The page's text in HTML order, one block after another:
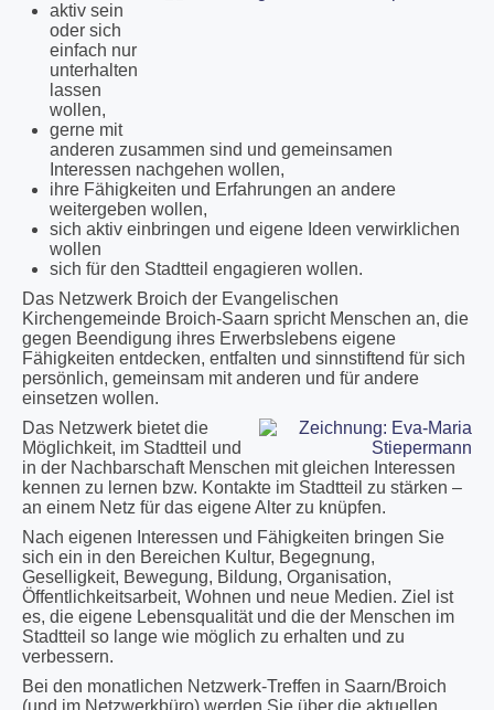
aktiv sein
oder sich
einfach nur
unterhalten
lassen
wollen,
gerne mit
anderen zusammen sind und gemeinsamen
Interessen nachgehen wollen,
ihre Fähigkeiten und Erfahrungen an andere
weitergeben wollen,
sich aktiv einbringen und eigene Ideen verwirklichen
wollen
sich für den Stadtteil engagieren wollen.
Das Netzwerk Broich der Evangelischen
Kirchengemeinde Broich-Saarn spricht Menschen an, die
gegen Beendigung ihres Erwerbslebens eigene
Fähigkeiten entdecken, entfalten und sinnstiftend für sich
persönlich, gemeinsam mit anderen und für andere
einsetzen wollen.
Das Netzwerk bietet die
Möglichkeit, im Stadtteil und
in der Nachbarschaft Menschen mit gleichen Interessen
kennen zu lernen bzw. Kontakte im Stadtteil zu stärken –
an einem Netz für das eigene Alter zu knüpfen.
Nach eigenen Interessen und Fähigkeiten bringen Sie
sich ein in den Bereichen Kultur, Begegnung,
Geselligkeit, Bewegung, Bildung, Organisation,
Öffentlichkeitsarbeit, Wohnen und neue Medien. Ziel ist
es, die eigene Lebensqualität und die der Menschen im
Stadtteil so lange wie möglich zu erhalten und zu
verbessern.
Bei den monatlichen Netzwerk-Treffen in Saarn/Broich